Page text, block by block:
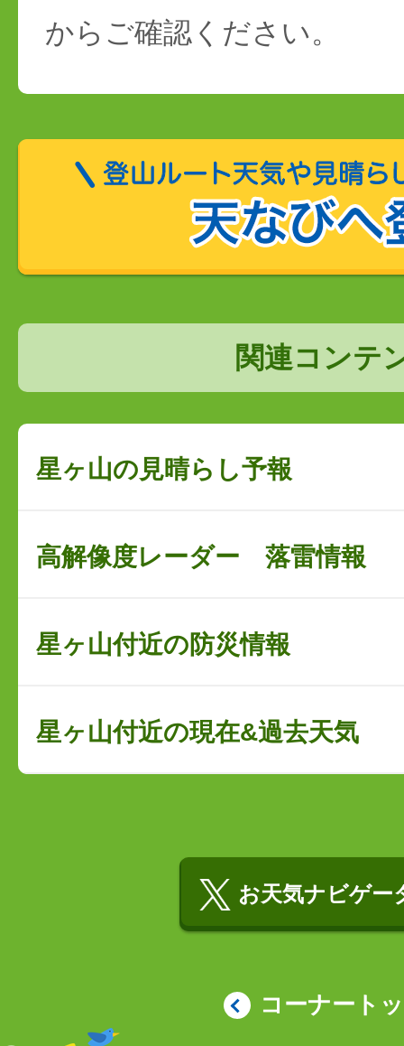
からご確認ください。
関連コンテ
星ヶ山の見晴らし予報
高解像度レーダー 落雷情報
星ヶ山付近の防災情報
星ヶ山付近の現在&過去天気
お天気ナビゲー
コーナート